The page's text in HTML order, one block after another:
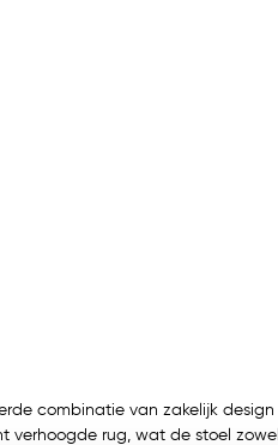
combinatie van zakelijk
verhoogde rug, wat de stoel